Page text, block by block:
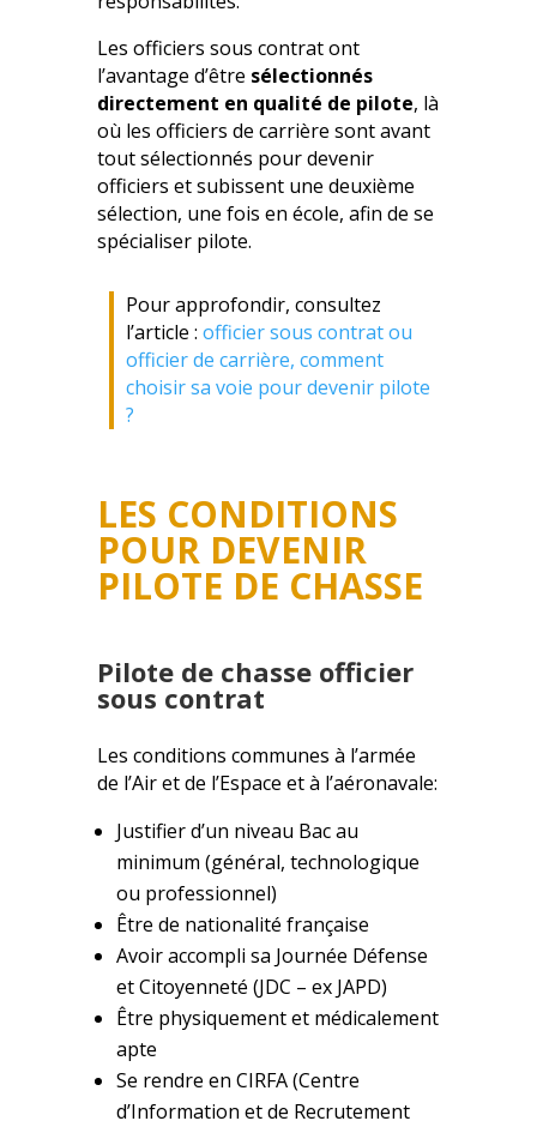
Les officiers sous contrat ont
l’avantage d’être sélectionnés
directement en qualité de pilote, là
où les officiers de carrière sont avant
tout sélectionnés pour devenir
officiers et subissent une deuxième
sélection, une fois en école, afin de se
spécialiser pilote.
Pour approfondir, consultez
l’article : officier sous contrat ou
officier de carrière, comment
choisir sa voie pour devenir pilote
?
LES CONDITIONS
POUR DEVENIR
PILOTE DE CHASSE
Pilote de chasse officier
sous contrat
Les conditions communes à l’armée
de l’Air et de l’Espace et à l’aéronavale:
Justifier d’un niveau Bac au
minimum (général, technologique
ou professionnel)
Être de nationalité française
Avoir accompli sa Journée Défense
et Citoyenneté (JDC – ex JAPD)
Être physiquement et médicalement
apte
Se rendre en CIRFA (Centre
d’Information et de Recrutement